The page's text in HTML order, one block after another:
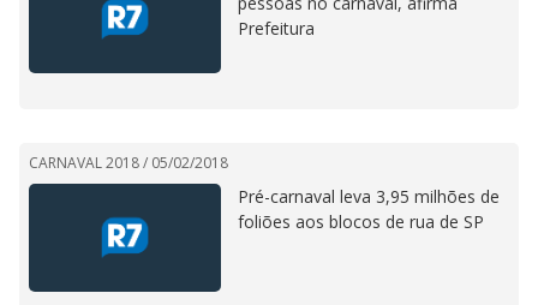
Prefeitura
CARNAVAL 2018 / 05/02/2018
Pré-carnaval leva 3,95 milhões de
foliões aos blocos de rua de SP